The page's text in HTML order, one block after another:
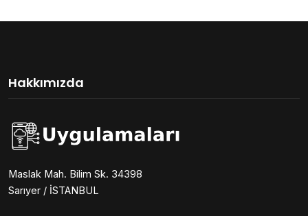
Hakkımızda
Maslak Mah. Bilim Sk. 34398
Sarıyer / İSTANBUL